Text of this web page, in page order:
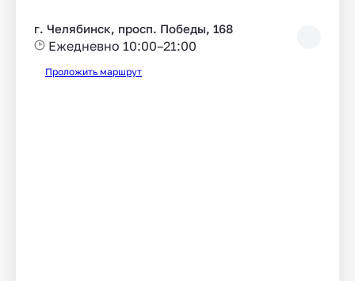
г. Челябинск, просп. Победы, 168
Ежедневно 10:00–21:00
Проложить маршрут